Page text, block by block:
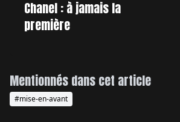
Mentionnés dans cet article
#mise-en-avant
Chanel : à jamais la
première